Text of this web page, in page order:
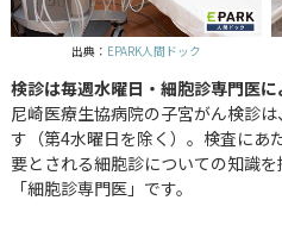
出典： EPARK人間ドック
検診は毎週水曜日・細胞診専門医
尼崎医療生協病院の子宮がん検診
す（第4水曜日を除く）。検査にあ
要とされる細胞診についての知識
「細胞診専門医」です。